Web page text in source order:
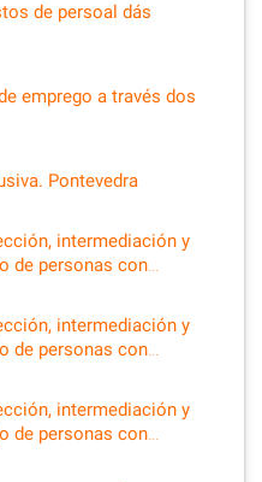
de persoal dás
emprego a través dos
Pontevedra
intermediación y
de personas con…
intermediación y
de personas con…
intermediación y
de personas con…